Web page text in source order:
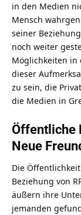
in den Medien
Mensch
seiner
noch weiter
Möglichkeiten in
dieser
zu sein, die
die Medien in
Öffentliche
Neue
Die
Beziehung von
äußern ihre
jemanden